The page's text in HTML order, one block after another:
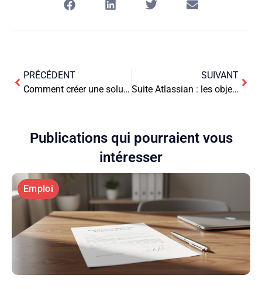
PRÉCÉDENT
Comment créer une solution de libre-service dans votre bar ?
SUIVANT
Suite Atlassian : les objectifs d’un audit pour évaluer votre utilisation des outils
Publications qui pourraient vous
intéresser
Emploi